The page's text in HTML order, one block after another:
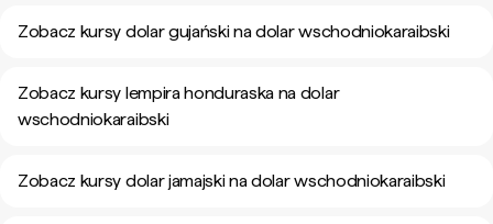
Zobacz kursy dolar gujański na dolar wschodniokaraibski
Zobacz kursy lempira honduraska na dolar
wschodniokaraibski
Zobacz kursy dolar jamajski na dolar wschodniokaraibski